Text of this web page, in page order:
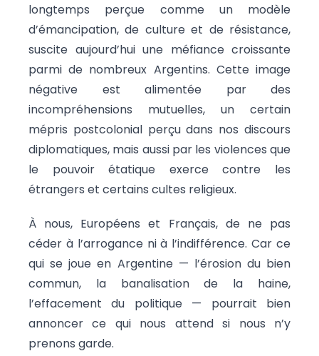
longtemps perçue comme un modèle
d’émancipation, de culture et de résistance,
suscite aujourd’hui une méfiance croissante
parmi de nombreux Argentins. Cette image
négative est alimentée par des
incompréhensions mutuelles, un certain
mépris postcolonial perçu dans nos discours
diplomatiques, mais aussi par les violences que
le pouvoir étatique exerce contre les
étrangers et certains cultes religieux.
À nous, Européens et Français, de ne pas
céder à l’arrogance ni à l’indifférence. Car ce
qui se joue en Argentine — l’érosion du bien
commun, la banalisation de la haine,
l’effacement du politique — pourrait bien
annoncer ce qui nous attend si nous n’y
prenons garde.